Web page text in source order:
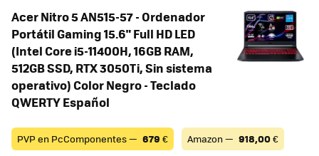
Acer Nitro 5 AN515-57 - Ordenador
Portátil Gaming 15.6" Full HD LED
(Intel Core i5-11400H, 16GB RAM,
512GB SSD, RTX 3050Ti, Sin sistema
operativo) Color Negro - Teclado
QWERTY Español
PVP en PcComponentes — 679 € Amazon — 918,00€